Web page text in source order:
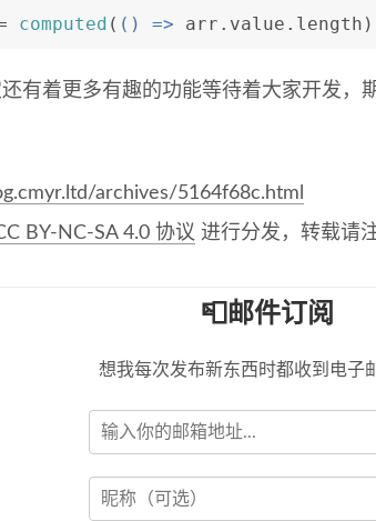
computed ( () => arr. value . length )
有着更多有趣的功能等待着大家开发，
archives/5164f68c.html
BY-NC-SA 4.0 协议 进行分发，转载请
📮邮件订阅
想我每次发布新东西时都收到电子